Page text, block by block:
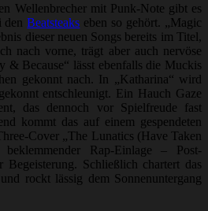
Wellenbrecher mit Punk-Note gibt es
denBeatsteaks eben so gehört. „Magic
dieser neuen Songs bereits im Titel,
nach vorne, trägt aber auch nervöse
& Because“ lässt ebenfalls die Muckis
gekonnt nach. In „Katharina“ wird
entschleunigt. Ein Hauch Gaze
das dennoch vor Spielfreude fast
kommt das auf einem gespendeten
Cover „The Lunatics (Have Taken
Rap-Einlage – Post-
Begeisterung. Schließlich chartert das
rockt lässig dem Sonnenuntergang